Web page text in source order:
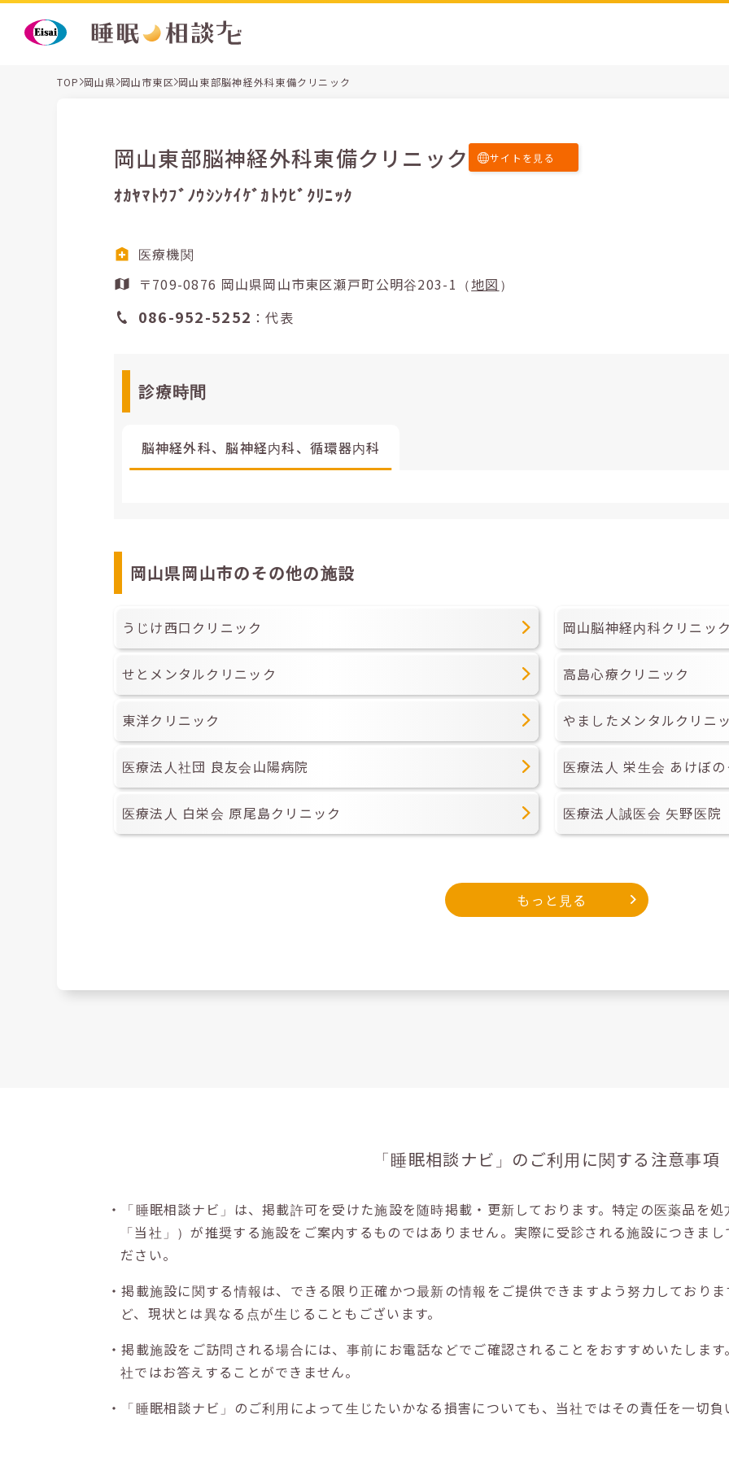
TOP 岡山県 岡山市東区 岡山東部脳神経外科東備クリニック
岡山東部脳神経外科東備クリニック サイトを見る
ｵｶﾔﾏﾄｳﾌﾞﾉｳｼﾝｹｲｹﾞｶﾄｳﾋﾞｸﾘﾆｯｸ
医療機関
〒709-0876 岡山県岡山市東区瀬戸町公明谷203-1（地図 ）
086-952-5252 ：代表
診療時間
脳神経外科、脳神経内科、循環器内科
岡山県岡山市のその他の施設
うじけ西口クリニック 岡山脳神経内科クリニッ
せとメンタルクリニック 高島心療クリニック
東洋クリニック やましたメンタルクリニ
医療法人社団 良友会山陽病院 医療法人 栄生会 あけぼ
医療法人 白栄会 原尾島クリニック 医療法人誠医会 矢野医院
もっと見る
「睡眠相談ナビ」の ご利用に関する注意事項
・「睡眠相談ナビ」は、掲載許可を受けた施設を随時掲載・更新しております。特定の医薬品を
「当社」）が推奨する施設をご案内するものではありません。実際に受診される施設につきま
ださい。
・掲載施設に関する情報は、できる限り正確かつ最新の情報をご提供できますよう努力しており
ど、現状とは異なる点が生じることもございます。
・掲載施設をご訪問される場合には、事前にお電話などでご確認されることをおすすめいたしま
社ではお答えすることができません。
・「睡眠相談ナビ」のご利用によって生じたいかなる損害についても、当社ではその責任を一切